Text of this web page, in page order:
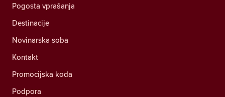
Pogosta vprašanja
Destinacije
Novinarska soba
Kontakt
Promocijska koda
Podpora